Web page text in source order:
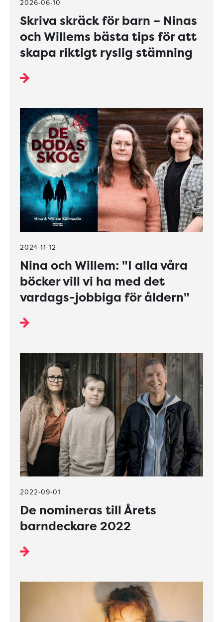
2026-06-10
Skriva skräck för barn – Ninas
och Willems bästa tips för att
skapa riktigt ryslig stämning
2024-11-12
Nina och Willem: "I alla våra
böcker vill vi ha med det
vardags-jobbiga för åldern"
2022-09-01
De nomineras till Årets
barndeckare 2022